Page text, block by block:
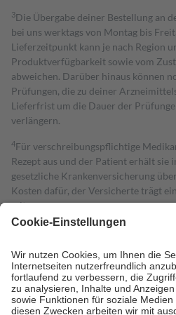
3Die Übergabe deiner Bestellung an
bei uns werktags von Montag bis
Lieferzeitpunkt kann je nach Region
Produktverfügbarkeit sowie vom
abweichen. Darüber hinaus können
Prüfungen, die zu deiner
Lieferfrist um die Dauer der
verlängern.
4Für verschreibungspflichtige
Rezept aus und der Patient erhält sie
gesetzliche Krankenversicherung
Kosten dafür, der Versicherte trägt
mit.
Grundsätzlich leisten Mitglieder
höchstens zehn Euro.
Es sind jedoch
Kosten der Leistung zu entrichten.
Diese Regeln gelten grundsätzlich
Bei Heilmitteln und häuslicher
Zuzahlung zehn Prozent der Kosten